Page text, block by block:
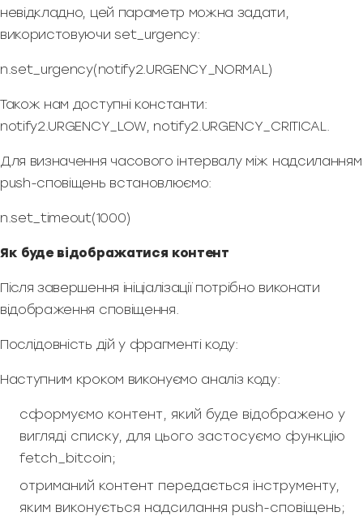
невідкладно, цей параметр можна задати,
використовуючи set_urgency:
n.set_urgency(notify2.URGENCY_NORMAL)
Також нам доступні константи:
notify2.URGENCY_LOW, notify2.URGENCY_CRITICAL.
Для визначення часового інтервалу між надсиланням
push-сповіщень встановлюємо:
n.set_timeout(1000)
Як буде відображатися контент
Після завершення ініціалізації потрібно виконати
відображення сповіщення.
Послідовність дій у фрагменті коду:
Наступним кроком виконуємо аналіз коду:
сформуємо контент, який буде відображено у
вигляді списку, для цього застосуємо функцію
fetch_bitcoin;
отриманий контент передається інструменту,
яким виконується надсилання push-сповіщень;